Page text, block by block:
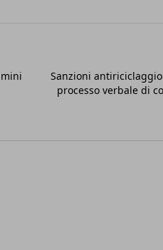
Sanzioni
processo verbale di